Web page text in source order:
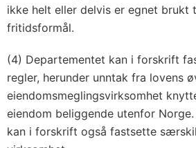
ikke helt eller delvis er egnet brukt
fritidsformål.
(4) Departementet kan i forskrift
regler, herunder unntak fra lovens
eiendomsmeglingsvirksomhet
eiendom beliggende utenfor
kan i forskrift også fastsette